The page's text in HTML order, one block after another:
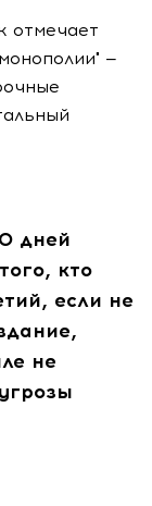
отмечает
—
дней
кто
если не
не